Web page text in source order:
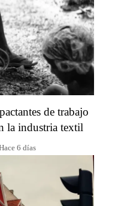
de trabajo
la industria textil
6 días